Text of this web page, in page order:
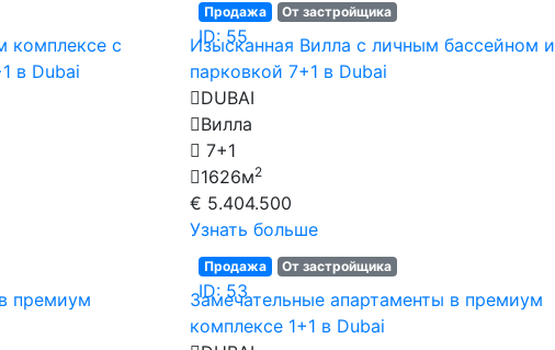
комплексе с
в Dubai
Продажа От застройщика
ID: 55
Изысканная Вилла с личным бассейном и
парковкой 7+1 в Dubai
DUBAI
Вилла
7+1
1626м2
€ 5.404.500
Узнать больше
премиум
Продажа От застройщика
ID: 53
Замечательные апартаменты в премиум
комплексе 1+1 в Dubai